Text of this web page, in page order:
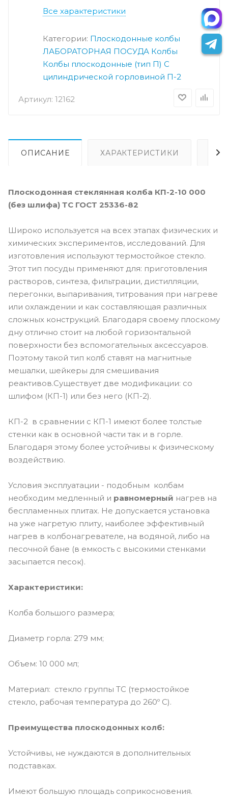
Артикул: 12162
Все характеристики
Категории: Плоскодонные колбы
ЛАБОРАТОРНАЯ ПОСУДА Колбы
Колбы плоскодонные (тип П) С
цилиндрической горловиной П-2
ОПИСАНИЕ ХАРАКТЕРИСТИКИ
Плоскодонная стеклянная колба КП-2-10 000
(без шлифа) ТС ГОСТ 25336-82
Широко используется на всех этапах физических и
химических экспериментов, исследований. Для
изготовления используют термостойкое стекло.
Этот тип посуды применяют для: приготовления
растворов, синтеза, фильтрации, дистилляции,
перегонки, выпаривания, титрования при нагреве
или охлаждении и как составляющая различных
сложных конструкций. Благодаря своему плоскому
дну отлично стоит на любой горизонтальной
поверхности без вспомогательных аксессуаров.
Поэтому такой тип колб ставят на магнитные
мешалки, шейкеры для смешивания
реактивов.Существует две модификации: со
шлифом (КП-1) или без него (КП-2).
КП-2 в сравнении с КП-1 имеют более толстые
стенки как в основной части так и в горле.
Благодаря этому более устойчивы к физическому
воздействию.
Условия эксплуатации - подобным колбам
необходим медленный и равномерный нагрев на
беспламенных плитах. Не допускается установка
на уже нагретую плиту, наиболее эффективный
нагрев в колбонагревателе, на водяной, либо на
песочной бане (в емкость с высокими стенками
засыпается песок).
Характеристики:
Колба большого размера;
Диаметр горла: 279 мм;
Объем: 10 000 мл;
Материал: стекло группы ТС (термостойкое
стекло, рабочая температура до 260º С).
Преимущества плоскодонных колб:
Устойчивы, не нуждаются в дополнительных
подставках.
Имеют большую площадь соприкосновения.